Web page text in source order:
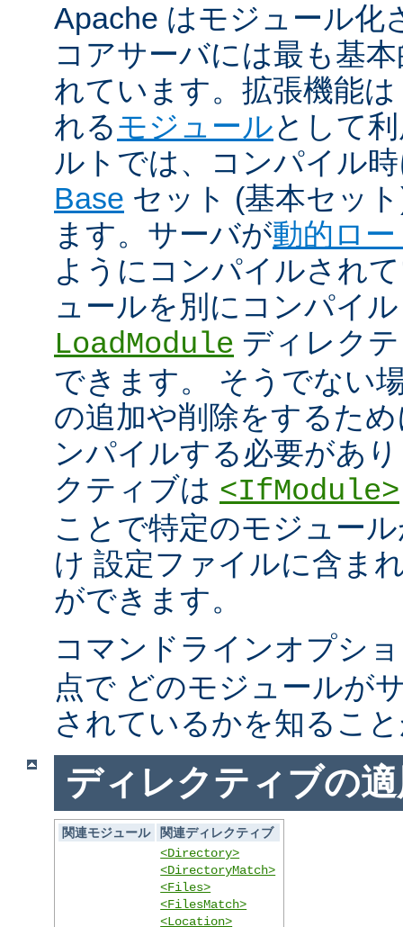
Apache はモジュール化
コアサーバには最も基
れています。拡張機能
れるモジュールとして
ルトでは、コンパイル
Base セット (基本セッ
ます。サーバが動的ロ
ようにコンパイルされ
ュールを別にコンパイ
LoadModule ディレク
できます。 そうでない
の追加や削除をするた
ンパイルする必要があ
クティブは <IfModule>
ことで特定のモジュー
け 設定ファイルに含ま
ができます。
コマンドラインオプシ
点で どのモジュールが
されているかを知るこ
ディレクティブの
関連モジュール
関連ディレクティブ
<Directory>
<DirectoryMatch>
<Files>
<FilesMatch>
<Location>